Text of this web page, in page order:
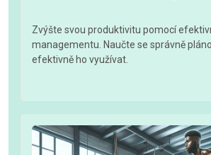
Zvýšte svou produktivitu pomocí
managementu. Naučte se správně
efektivně ho využívat.